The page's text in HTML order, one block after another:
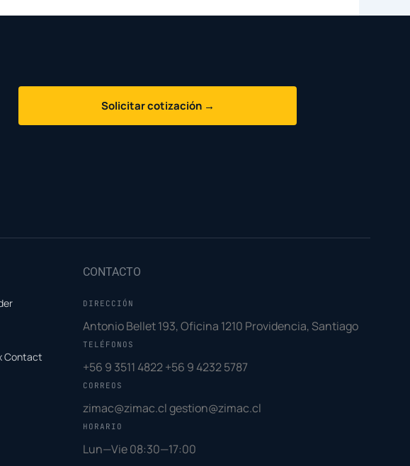
Solicitar cotización →
Contact
CONTACTO
DIRECCIÓN
Antonio Bellet 193, Oficina 1210 Providencia, Santiago
TELÉFONOS
+56 9 3511 4822 +56 9 4232 5787
CORREOS
zimac@zimac.clgestion@zimac.cl
HORARIO
Lun—Vie 08:30—17:00